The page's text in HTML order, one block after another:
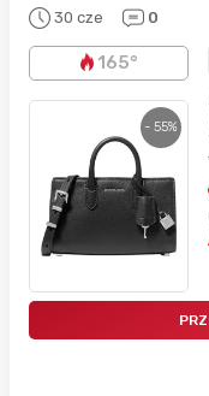
30 cze 0
165°
- 55%